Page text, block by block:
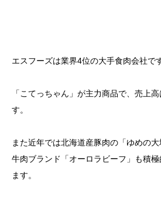
エスフーズは業界4位の大手食肉会社です
「こてっちゃん」が主力商品で、売上
す。
また近年では北海道産豚肉の「ゆめの
牛肉ブランド「オーロラビーフ」も積
ます。